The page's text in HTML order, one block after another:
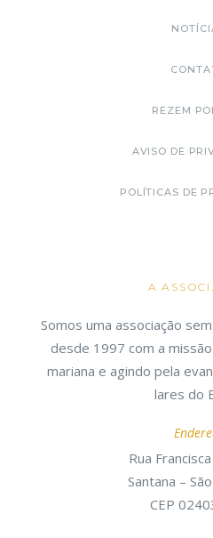
REZEM
AVISO DE
POLÍTICAS DE
A
Somos uma associação
desde 1997 com a
mariana e agindo pela
lares do
Rua
Santana –
CEP